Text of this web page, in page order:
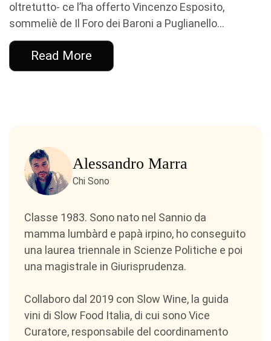
oltretutto- ce l’ha offerto Vincenzo Esposito,
sommeliè de Il Foro dei Baroni a Puglianello...
Read More
Alessandro Marra
Chi Sono
Classe 1983. Sono nato nel Sannio da
mamma lumbàrd e papà irpino, ho conseguito
una laurea triennale in Scienze Politiche e poi
una magistrale in Giurisprudenza.
Collaboro dal 2019 con Slow Wine, la guida
vini di Slow Food Italia, di cui sono Vice
Curatore, responsabile del coordinamento